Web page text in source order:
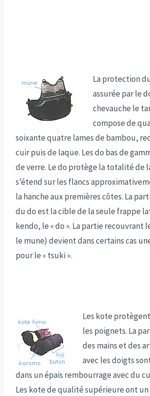
La protection
assurée par le
chevauche le
compose de
soixante quatre lames de bambou,
cuir puis de laque. Les do bas de
de verre. Le do protège la totalité de
s’étend sur les flancs
la hanche aux premières côtes. La
du do est la cible de la seule frappe
kendo, le « do ». La partie recouvrant
le mune) devient dans certains cas
pour le « tsuki ».
Les kote
les poignets. La
des mains et des
avec les doigts
dans un épais rembourrage avec du
Les kote de qualité supérieure ont